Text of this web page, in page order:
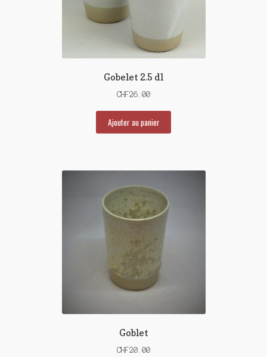
Gobelet 2.5 dl
CHF26.00
Ajouter au panier
Goblet
CHF20.00